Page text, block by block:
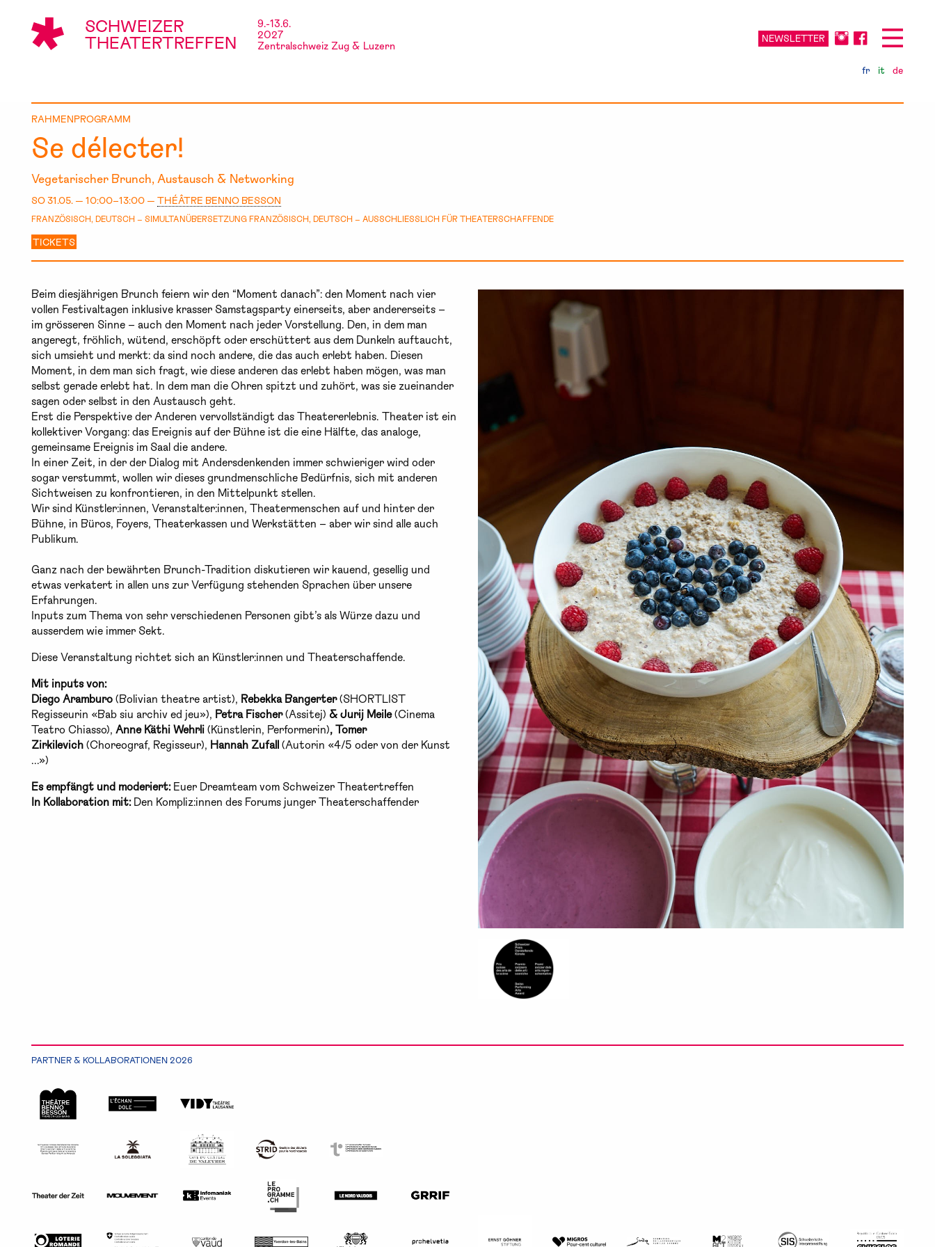
SCHWEIZER
THEATERTREFFEN
9.-13.6.
2027
Zentralschweiz Zug & Luzern
NEWSLETTER
fr it de
RAHMENPROGRAMM
Se délecter!
Vegetarischer Brunch, Austausch & Networking
SO 31.05. — 10:00–13:00 — THÉÂTRE BENNO BESSON
FRANZÖSISCH, DEUTSCH – SIMULTANÜBERSETZUNG FRANZÖSISCH, DEUTSCH – AUSSCHLIESSLICH FÜR THEATERSCHAFFENDE
TICKETS
Beim diesjährigen Brunch feiern wir den “Moment danach”: den Moment nach vier
vollen Festivaltagen inklusive krasser Samstagsparty einerseits, aber andererseits –
im grösseren Sinne – auch den Moment nach jeder Vorstellung. Den, in dem man
angeregt, fröhlich, wütend, erschöpft oder erschüttert aus dem Dunkeln auftaucht,
sich umsieht und merkt: da sind noch andere, die das auch erlebt haben. Diesen
Moment, in dem man sich fragt, wie diese anderen das erlebt haben mögen, was man
selbst gerade erlebt hat. In dem man die Ohren spitzt und zuhört, was sie zueinander
sagen oder selbst in den Austausch geht.
Erst die Perspektive der Anderen vervollständigt das Theatererlebnis. Theater ist ein
kollektiver Vorgang: das Ereignis auf der Bühne ist die eine Hälfte, das analoge,
gemeinsame Ereignis im Saal die andere.
In einer Zeit, in der der Dialog mit Andersdenkenden immer schwieriger wird oder
sogar verstummt, wollen wir dieses grundmenschliche Bedürfnis, sich mit anderen
Sichtweisen zu konfrontieren, in den Mittelpunkt stellen.
Wir sind Künstler:innen, Veranstalter:innen, Theatermenschen auf und hinter der
Bühne, in Büros, Foyers, Theaterkassen und Werkstätten – aber wir sind alle auch
Publikum.
Ganz nach der bewährten Brunch-Tradition diskutieren wir kauend, gesellig und
etwas verkatert in allen uns zur Verfügung stehenden Sprachen über unsere
Erfahrungen.
Inputs zum Thema von sehr verschiedenen Personen gibt’s als Würze dazu und
ausserdem wie immer Sekt.
Diese Veranstaltung richtet sich an Künstler:innen und Theaterschaffende.
Mit inputs von:
Diego Aramburo (Bolivian theatre artist), Rebekka Bangerter(SHORTLIST
Regisseurin «Bab siu archiv ed jeu»), Petra Fischer(Assitej) & Jurij Meile(Cinema
Teatro Chiasso), Anne Käthi Wehrli (Künstlerin, Performerin), Tomer
Zirkilevich (Choreograf, Regisseur), Hannah Zufall (Autorin «4/5 oder von der Kunst
...»)
Es empfängt und moderiert: Euer Dreamteam vom Schweizer Theatertreffen
In Kollaboration mit: Den Kompliz:innen des Forums junger Theaterschaffender
PARTNER & KOLLABORATIONEN 2026